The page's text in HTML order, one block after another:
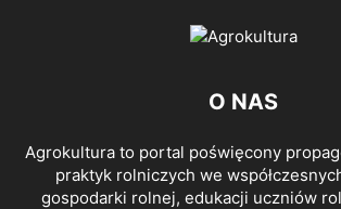
O NAS
Agrokultura to portal poświęcony
praktyk rolniczych we
gospodarki rolnej, edukacji uczniów